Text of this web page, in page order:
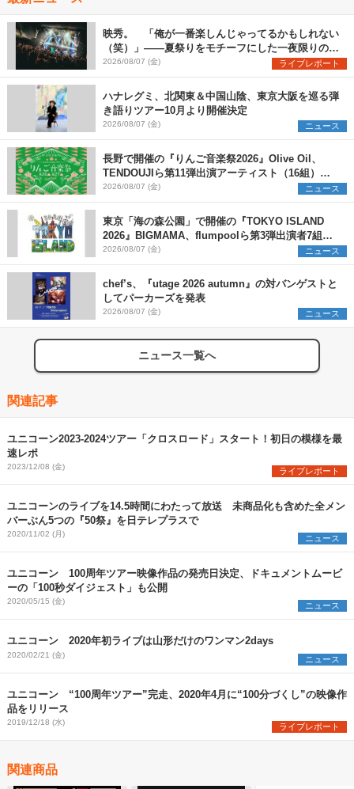
映秀。 「俺が一番楽しんじゃってるかもしれない
（笑）」――夏祭りをモチーフにした一夜限りのス
ペシャルライブ『色祭』レポート
2026/08/07 (金) ライブレポート
ハナレグミ、北関東＆中国山陰、東京大阪を巡る弾
き語りツアー10月より開催決定
2026/08/07 (金) ニュース
長野で開催の『りんご音楽祭2026』Olive Oil、
TENDOUJIら第11弾出演アーティスト（16組）を
発表
2026/08/07 (金) ニュース
東京「海の森公園」で開催の『TOKYO ISLAND
2026』BIGMAMA、flumpoolら第3弾出演者7組を
発表 ワークショップ・アート出展者を募集
2026/08/07 (金) ニュース
chef’s、『utage 2026 autumn』の対バンゲストと
してパーカーズを発表
2026/08/07 (金) ニュース
ニュース一覧へ
関連記事
ユニコーン2023-2024ツアー「クロスロード」スタート！初日の模様を最
速レポ
2023/12/08 (金) ライブレポート
ユニコーンのライブを14.5時間にわたって放送 未商品化も含めた全メン
バーぶん5つの『50祭』を日テレプラスで
2020/11/02 (月) ニュース
ユニコーン 100周年ツアー映像作品の発売日決定、ドキュメントムービ
ーの「100秒ダイジェスト」も公開
2020/05/15 (金) ニュース
ユニコーン 2020年初ライブは山形だけのワンマン2days
2020/02/21 (金) ニュース
ユニコーン “100周年ツアー”完走、2020年4月に“100分づくし”の映像作
品をリリース
2019/12/18 (水) ライブレポート
関連商品